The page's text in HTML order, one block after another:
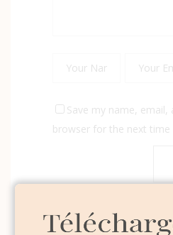
Save my name, email,
browser for the next time